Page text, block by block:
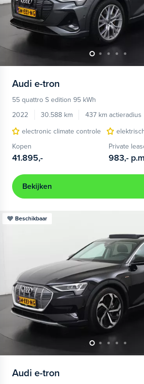
Audi e-tron
55 quattro S edition 95 kWh
2022
30.588 km 437 km actieradius
electronic climate controle
Kopen
41.895,-
Private
983,-
Bekijken
Beschikbaar
Audi e-tron